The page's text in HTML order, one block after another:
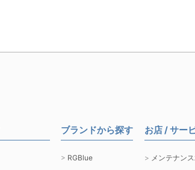
ブランドから探す
RGBlue
お店 / サー
メンテナン